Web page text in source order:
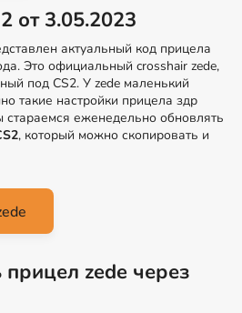
от 3.05.2023
актуальный код прицела
Это официальный crosshair zede,
под CS2. У zede маленький
такие настройки прицела здр
стараемся еженедельно обновлять
, который можно скопировать и
прицел zede через